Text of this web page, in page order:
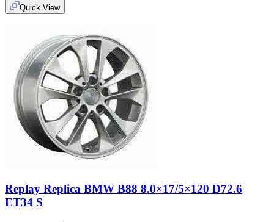
Quick View
Replay Replica BMW B88 8.0×17/5×120 D72.6
ET34 S